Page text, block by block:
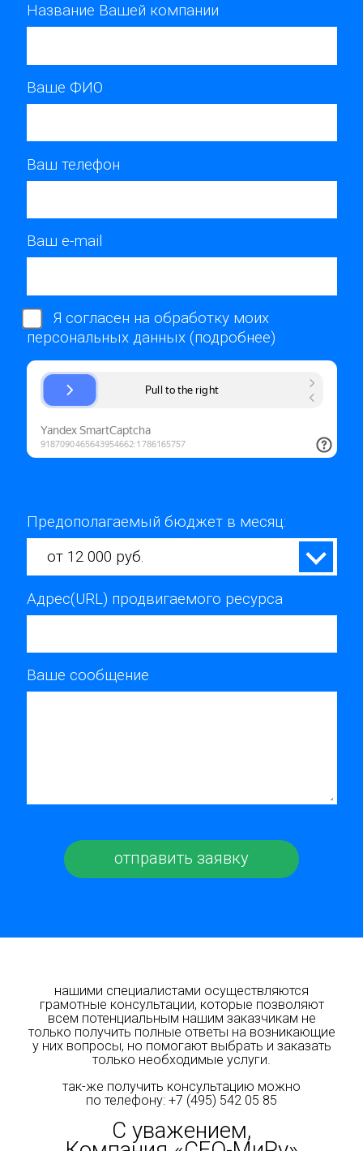
Название Вашей компании
Ваше ФИО
Ваш телефон
Ваш e-mail
Я согласен на обработку моих
персональных данных (подробнее)
Предополагаемый бюджет в месяц:
от 12 000 руб.
Адрес(URL) продвигаемого ресурса
Ваше сообщение
нашими специалистами осуществляются
грамотные консультации, которые позволяют
всем потенциальным нашим заказчикам не
только получить полные ответы на возникающие
у них вопросы, но помогают выбрать и заказать
только необходимые услуги.
так-же получить консультацию можно
по телефону: +7 (495) 542 05 85
С уважением,